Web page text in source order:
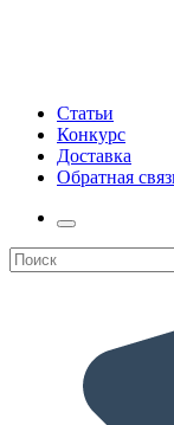
Статьи
Конкурс
Доставка
Обратная